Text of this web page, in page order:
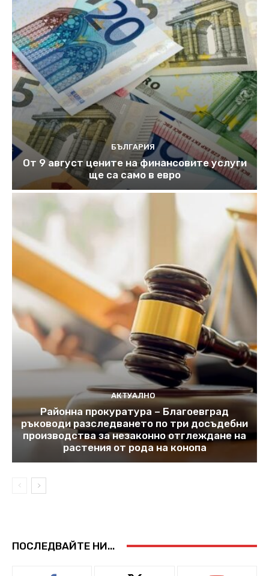
БЪЛГАРИЯ
От 9 август цените на финансовите услуги
ще са само в евро
АКТУАЛНО
Районна прокуратура – Благоевград
ръководи разследването по три досъдебни
производства за незаконно отглеждане на
растения от рода на конопа
ПОСЛЕДВАЙТЕ НИ...